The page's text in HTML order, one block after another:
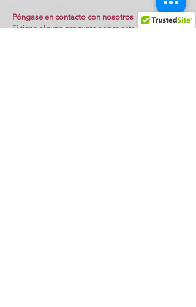
Póngase en contacto con nosotros
Si tiene alguna pregunta sobre esta política de